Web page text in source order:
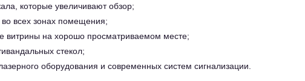
которые увеличивают обзор;
во всех зонах помещения;
витрины на хорошо просматриваемом месте;
стекол;
оборудования и современных систем сигнализации.